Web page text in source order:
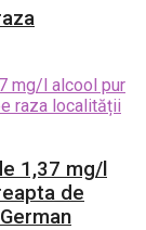
1,37 mg/l
de